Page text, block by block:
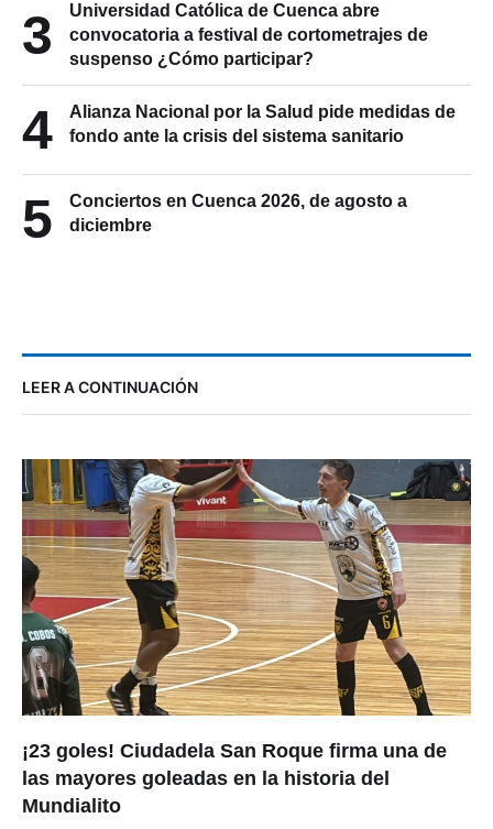
3
Universidad Católica de Cuenca abre
convocatoria a festival de cortometrajes de
suspenso ¿Cómo participar?
4
Alianza Nacional por la Salud pide medidas de
fondo ante la crisis del sistema sanitario
5
Conciertos en Cuenca 2026, de agosto a
diciembre
LEER A CONTINUACIÓN
¡23 goles! Ciudadela San Roque firma una de
las mayores goleadas en la historia del
Mundialito